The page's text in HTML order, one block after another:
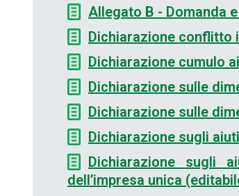
Allegato B - Domanda
Dichiarazione conflitto
Dichiarazione cumulo
Dichiarazione sulle
Dichiarazione sulle
Dichiarazione sugli
Dichiarazione sugli
dell’impresa unica